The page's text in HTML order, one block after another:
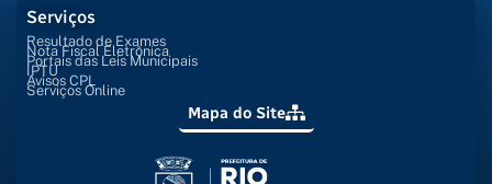
Serviços
Resultado de Exames
Nota Fiscal Eletrônica
Portais das Leis Municipais
IPTU
Avisos CPL
Serviços Online
Mapa do Site